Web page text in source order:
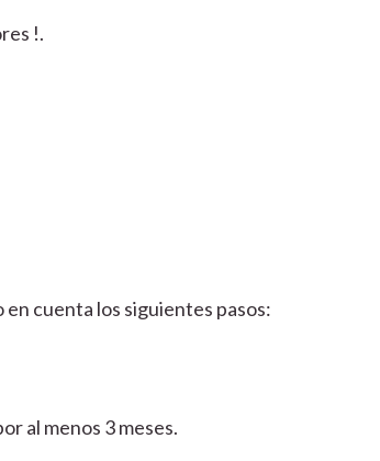
!.
cuenta los siguientes pasos:
al menos 3 meses.